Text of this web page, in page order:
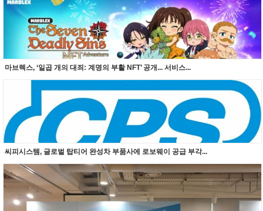
마브렉스, ‘일곱 개의 대죄: 계명의 부활 NFT’ 공개... 서비스...
씨피시스템, 글로벌 탑티어 완성차 부품사에 로보웨이 공급 부각...